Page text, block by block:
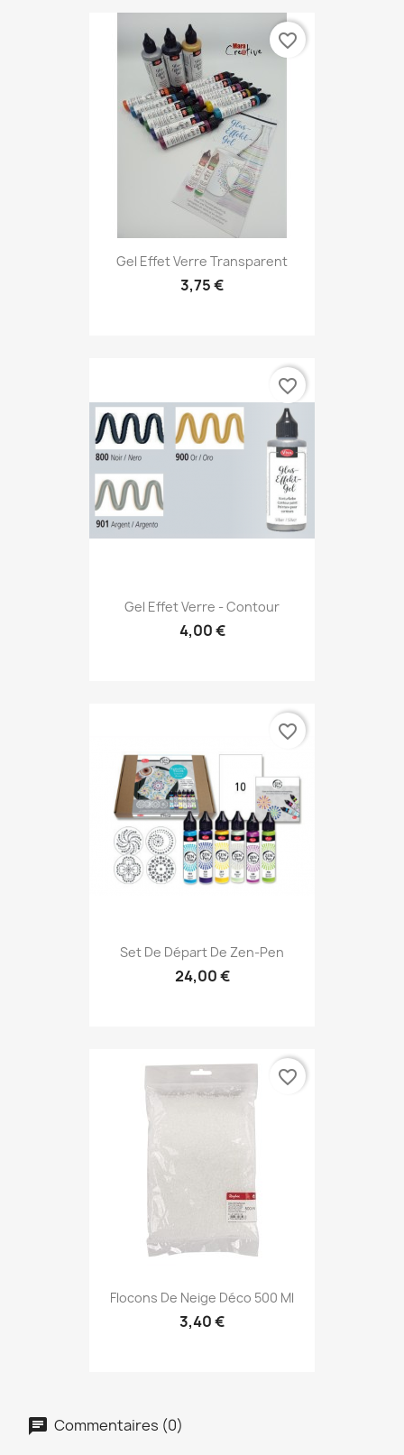
Gel Effet Verre Transparent
3,75 €
favorite_border
Gel Effet Verre - Contour
4,00 €
favorite_border
Set De Départ De Zen-Pen
24,00 €
favorite_border
Flocons De Neige Déco 500 Ml
3,40 €
favorite_border
Commentaires (0)